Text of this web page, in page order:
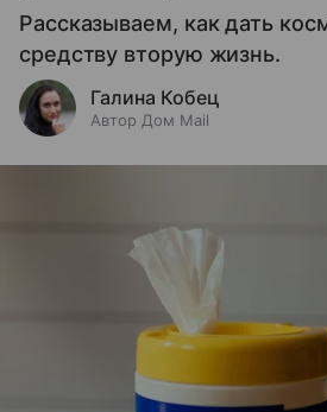
Рассказываем, как дать
средству вторую жизнь.
Галина Кобец
Автор Дом Mail